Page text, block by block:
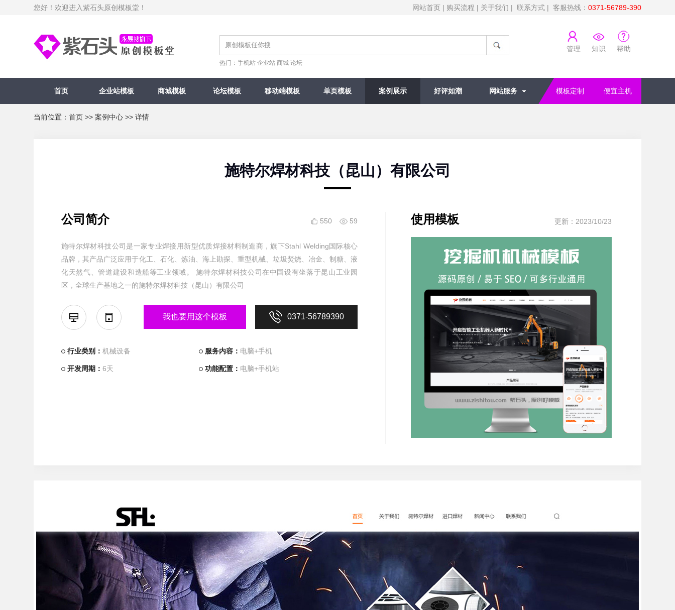
您好！欢迎进入紫石头原创模板堂！ 网站首页 | 购买流程 | 关于我们 | 联系方式 | 客服热线： 0371-56789-390
热门： 手机站 企业站 商城 论坛
管理 知识 帮助
首页 企业站模板 商城模板 论坛模板 移动端模板 单页模板 案例展示 好评如潮 网站服务 模板定制 便宜主机
当前位置： 首页 >> 案例中心 >> 详情
施特尔焊材科技（昆山）有限公司
公司简介 550 59
施特尔焊材科技公司是一家专业焊接用新型优质焊接材料制造商，旗下Stahl Welding国际核心
品牌，其产品广泛应用于化工、石化、炼油、海上勘探、重型机械、垃圾焚烧、冶金、制糖、液
化天然气、管道建设和造船等工业领域。 施特尔焊材科技公司在中国设有坐落于昆山工业园
区，全球生产基地之一的施特尔焊材科技（昆山）有限公司
我也要用这个模板 0371-56789390
行业类别： 机械设备 服务内容： 电脑+手机
开发周期： 6天 功能配置： 电脑+手机站
使用模板 更新：2023/10/23